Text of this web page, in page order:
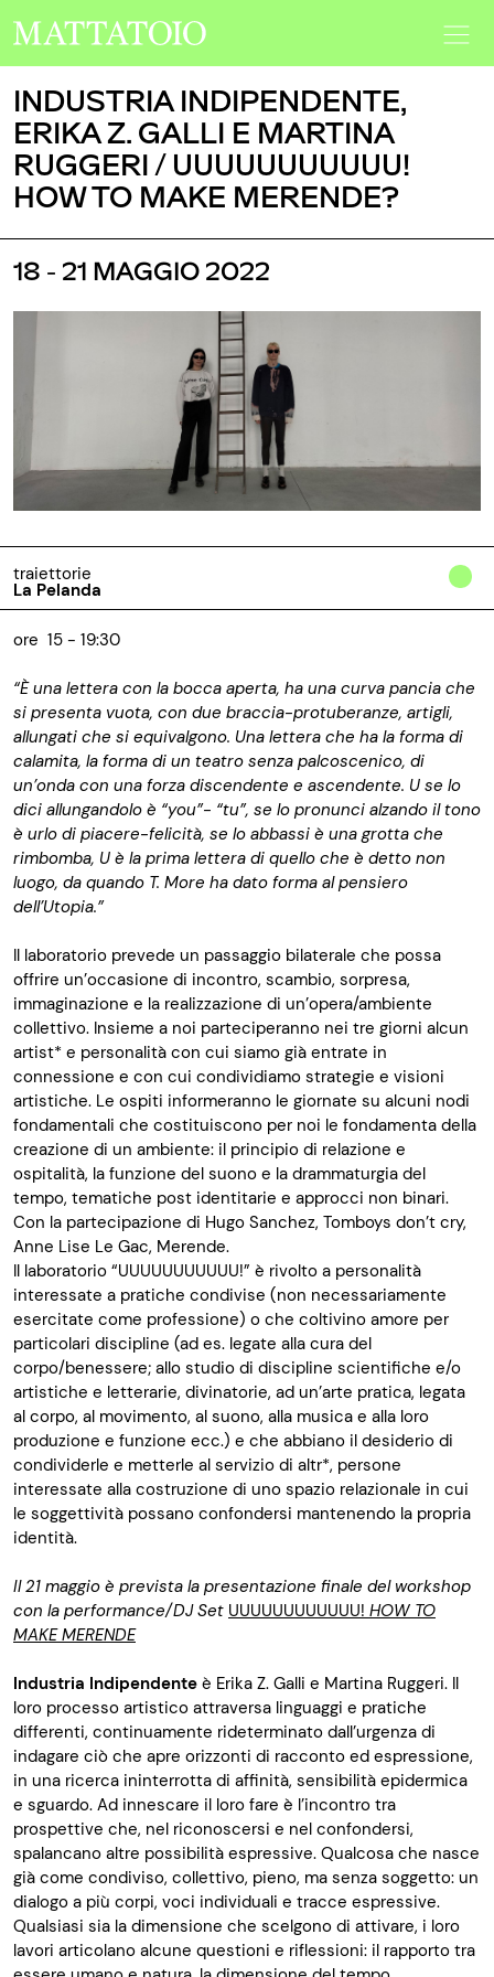
INDUSTRIA INDIPENDENTE,
ERIKA Z. GALLI E MARTINA
RUGGERI / UUUUUUUUUUU!
HOW TO MAKE MERENDE?
18 - 21 MAGGIO 2022
traiettorie
La Pelanda
ore 15 - 19:30
“È una lettera con la bocca aperta, ha una curva pancia che
si presenta vuota, con due braccia-protuberanze, artigli,
allungati che si equivalgono. Una lettera che ha la forma di
calamita, la forma di un teatro senza palcoscenico, di
un’onda con una forza discendente e ascendente. U se lo
dici allungandolo è “you”- “tu”, se lo pronunci alzando il tono
è urlo di piacere-felicità, se lo abbassi è una grotta che
rimbomba, U è la prima lettera di quello che è detto non
luogo, da quando T. More ha dato forma al pensiero
dell’Utopia.”
Il laboratorio prevede un passaggio bilaterale che possa
offrire un’occasione di incontro, scambio, sorpresa,
immaginazione e la realizzazione di un’opera/ambiente
collettivo. Insieme a noi parteciperanno nei tre giorni alcun
artist* e personalità con cui siamo già entrate in
connessione e con cui condividiamo strategie e visioni
artistiche. Le ospiti informeranno le giornate su alcuni nodi
fondamentali che costituiscono per noi le fondamenta della
creazione di un ambiente: il principio di relazione e
ospitalità, la funzione del suono e la drammaturgia del
tempo, tematiche post identitarie e approcci non binari.
Con la partecipazione di Hugo Sanchez, Tomboys don’t cry,
Anne Lise Le Gac, Merende.
Il laboratorio “UUUUUUUUUUU!” è rivolto a personalità
interessate a pratiche condivise (non necessariamente
esercitate come professione) o che coltivino amore per
particolari discipline (ad es. legate alla cura del
corpo/benessere; allo studio di discipline scientifiche e/o
artistiche e letterarie, divinatorie, ad un’arte pratica, legata
al corpo, al movimento, al suono, alla musica e alla loro
produzione e funzione ecc.) e che abbiano il desiderio di
condividerle e metterle al servizio di altr*, persone
interessate alla costruzione di uno spazio relazionale in cui
le soggettività possano confondersi mantenendo la propria
identità.
Il 21 maggio è prevista la presentazione finale del workshop
con la performance/DJ Set UUUUUUUUUUUU! HOW TO
MAKE MERENDE
Industria Indipendente è Erika Z. Galli e Martina Ruggeri. Il
loro processo artistico attraversa linguaggi e pratiche
differenti, continuamente rideterminato dall’urgenza di
indagare ciò che apre orizzonti di racconto ed espressione,
in una ricerca ininterrotta di affinità, sensibilità epidermica
e sguardo. Ad innescare il loro fare è l’incontro tra
prospettive che, nel riconoscersi e nel confondersi,
spalancano altre possibilità espressive. Qualcosa che nasce
già come condiviso, collettivo, pieno, ma senza soggetto: un
dialogo a più corpi, voci individuali e tracce espressive.
Qualsiasi sia la dimensione che scelgono di attivare, i loro
lavori articolano alcune questioni e riflessioni: il rapporto tra